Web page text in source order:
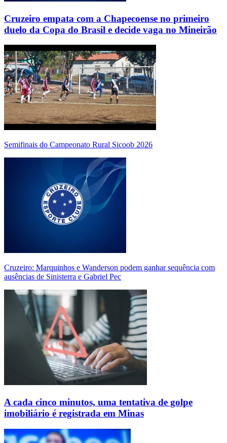
Cruzeiro empata com a Chapecoense no primeiro
duelo da Copa do Brasil e decide vaga no Mineirão
Semifinais do Campeonato Rural Sicoob 2026
Cruzeiro: Marquinhos e Wanderson podem ganhar sequência com
ausências de Sinisterra e Gabriel Pec
A cada cinco minutos, uma tentativa de golpe
imobiliário é registrada em Minas